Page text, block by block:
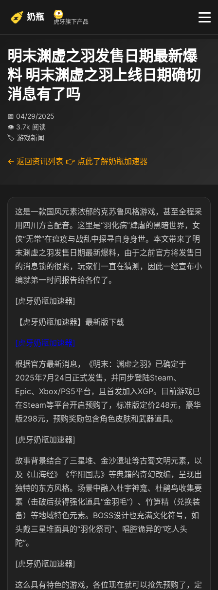
奶瓶 虎牙旗下产品
明末渊虚之羽发售日期最新爆
料 明末渊虚之羽上线日期确切
消息有了吗
📅 04/29/2025
👁 3.7k 阅读
🏷 游戏新闻
← 返回资讯列表 👉 点此了解奶瓶加速器
这是一款国风元素浓郁的克苏鲁风格游戏，甚至全程采
用四川方言配音。这里是“羽化病”肆虐的黑暗世界，女
侠“无常”在瘟疫与战乱中探寻自身身世。本文带来了明
末渊虚之羽发售日期最新爆料，由于之前官方将发售日
的消息锁的很紧，玩家们一直在猜测，因此一经宣布小
编就第一时间报告给各位了。
[虎牙奶瓶加速器]
【虎牙奶瓶加速器】最新版下载
[虎牙奶瓶加速器]
根据官方最新消息，《明末：渊虚之羽》已确定于
2025年7月24日正式发售，并同步登陆Steam、
Epic、Xbox/PS5平台，且首发加入XGP。目前游戏已
在Steam等平台开启预购了，标准版定价248元，豪华
版298元，预购奖励包含角色皮肤和武器道具。
[虎牙奶瓶加速器]
故事背景结合了三星堆、金沙遗址等古蜀文明元素，以
及《山海经》《华阳国志》等典籍的奇幻改编，呈现出
独特的东方风格。场景中融入杜宇神龛、杜鹃鸟收集要
素（击破后获得强化道具“金羽毛”）、竹笋精（兑换装
备）等地域特色元素。BOSS设计也充满文化符号，如
头戴三星堆面具的“羽化祭司”、唱腔诡异的“吃人头
陀”。
[虎牙奶瓶加速器]
这么具有特色的游戏，各位现在就可以抢先预购了，定